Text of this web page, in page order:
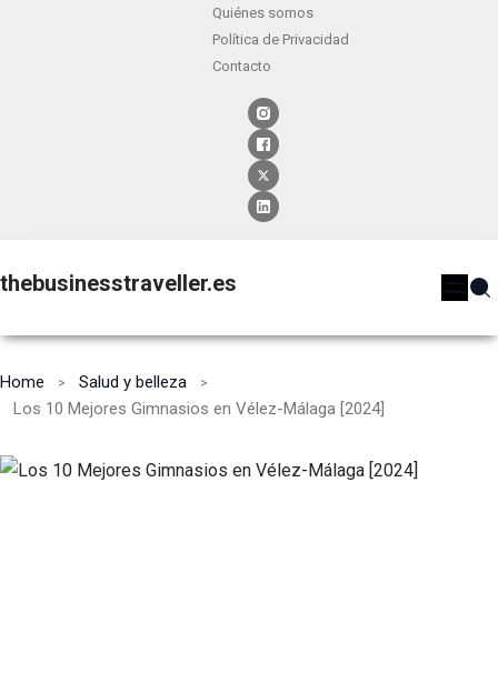
Quiénes somos
Política de Privacidad
Contacto
thebusinesstraveller.es
Home
Salud y belleza
Los 10 Mejores Gimnasios en Vélez-Málaga [2024]